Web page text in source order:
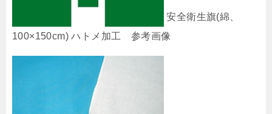
安全衛生旗(綿、
100×150cm) ハトメ加工 参考画像